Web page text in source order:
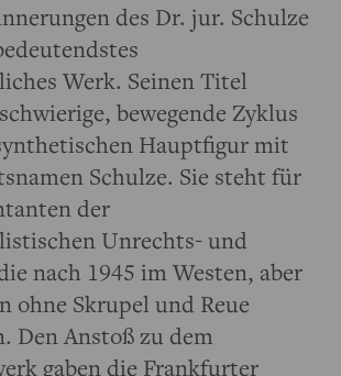
des Dr. jur. Schulze
Werk. Seinen Titel
bewegende Zyklus
Hauptfigur mit
Schulze. Sie steht für
der
Unrechts- und
nach 1945 im Westen, aber
ohne Skrupel und Reue
Den Anstoß zu dem
gaben die Frankfurter